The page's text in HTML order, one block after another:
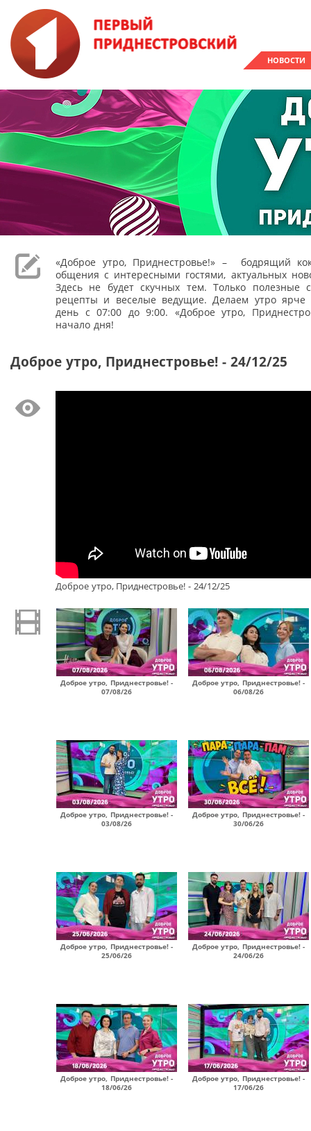
НОВОСТИ
«Доброе утро, Приднестровье!» – бодрящий
общения с интересными гостями, актуальных
Здесь не будет скучных тем. Только полезные
рецепты и веселые ведущие. Делаем утро ярче
день с 07:00 до 9:00. «Доброе утро,
начало дня!
Доброе утро, Приднестровье! - 24/12/25
Доброе утро, Приднестровье! - 24/12/25
Доброе утро, Приднестровье! -
07/08/26
Доброе утро, Приднестровье! -
06/08/26
Доброе утро, Приднестровье! -
03/08/26
Доброе утро, Приднестровье! -
30/06/26
Доброе утро, Приднестровье! -
25/06/26
Доброе утро, Приднестровье! -
24/06/26
Доброе утро, Приднестровье! -
18/06/26
Доброе утро, Приднестровье! -
17/06/26